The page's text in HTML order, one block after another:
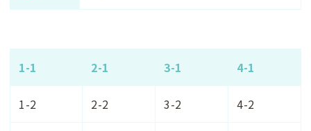
1-1 2-1 3-1 4-1
1-2 2-2 3-2 4-2